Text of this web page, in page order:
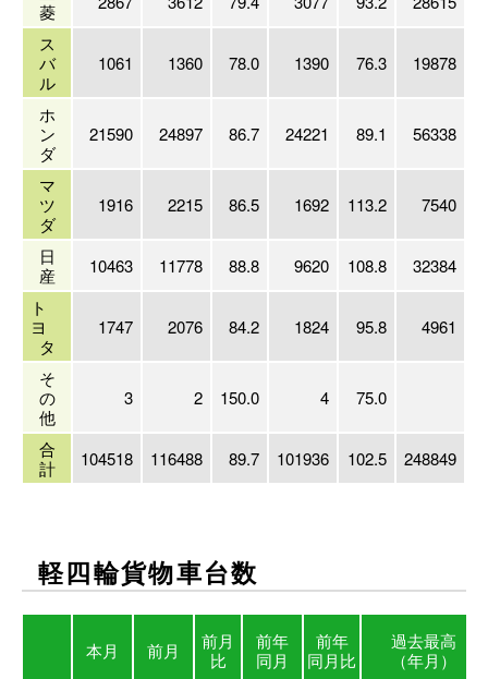
菱
ス
バ
ル
1061 1360 78.0 1390 76.3 19878
ホ
ン
ダ
21590 24897 86.7 24221 89.1 56338
マ
ツ
ダ
1916 2215 86.5 1692 113.2 7540
日
産
10463 11778 88.8 9620 108.8 32384
ト
ヨ
タ
1747 2076 84.2 1824 95.8 4961
そ
の
他
3 2 150.0 4 75.0
合
計
104518 116488 89.7 101936 102.5 248849
軽四輪貨物車台数
本月 前月
前月
比
前年
同月
前年
同月比
過去最高
（年月）